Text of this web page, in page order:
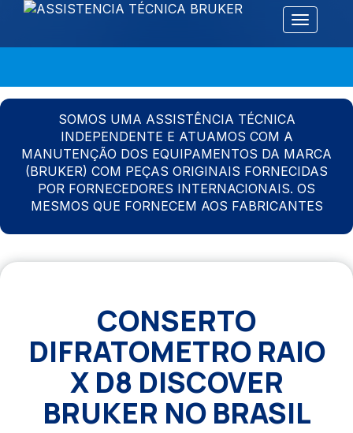
Alternar
SOMOS UMA ASSISTÊNCIA TÉCNICA
INDEPENDENTE E ATUAMOS COM A
MANUTENÇÃO DOS EQUIPAMENTOS DA MARCA
(BRUKER) COM PEÇAS ORIGINAIS FORNECIDAS
POR FORNECEDORES INTERNACIONAIS. OS
MESMOS QUE FORNECEM AOS FABRICANTES
CONSERTO
DIFRATOMETRO RAIO
X D8 DISCOVER
BRUKER NO BRASIL